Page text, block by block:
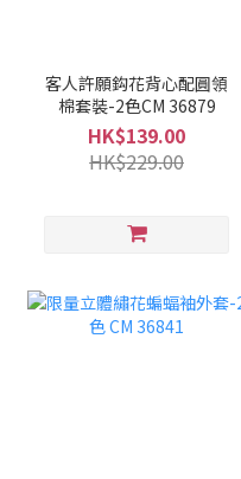
客人許願鈎花背心配圓領
棉套裝-2色CM 36879
HK$139.00
HK$229.00